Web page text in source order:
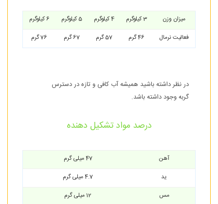
میزان وزن 3 کیلوگرم 4 کیلوگرم 5 کیلوگرم
6 کیلوگرم
فعالیت نرمال
46 گرم 57 گرم 67 گرم 76 گرم
در نظر داشته باشید همیشه آب کافی و تازه در دسترس
گربه وجود داشته باشد.
درصد مواد تشکیل دهنده
آهن
47 میلی گرم
ید
4.7 میلی گرم
مس
12 میلی گرم